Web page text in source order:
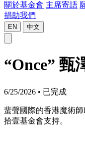
關於基金會 主席寄語
捐助我們
EN 中文
“Once” 甄
6/25/2026 • 已完成
蜚聲國際的香港魔術
拾壹基金會支持。